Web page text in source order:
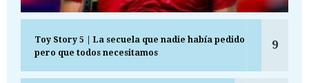
Toy Story 5 | La secuela que nadie había pedido
pero que todos necesitamos
9